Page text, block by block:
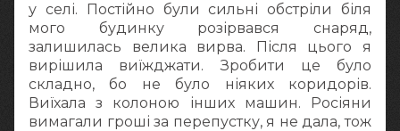
у селі. Постійно були сильні обстріли біля
мого будинку розірвався снаряд,
залишилась велика вирва. Після цього я
вирішила виїжджати. Зробити це було
складно, бо не було ніяких коридорів.
Виїхала з колоною інших машин. Росіяни
вимагали гроші за перепустку, я не дала, тож